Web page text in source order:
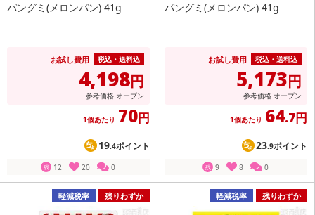
パングミ(メロンパン) 41g
お試し費用 税込・送料込
4,198円
参考価格 オープン
1個あたり 70円
19.4ポイント
残 12 20 0
パングミ(メロンパン) 41g
お試し費用 税込・送料込
5,173円
参考価格 オープン
1個あたり 64.7円
23.9ポイント
残 9 8 0
軽減税率 残りわずか 軽減税率 残りわずか